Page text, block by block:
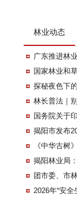
林业动态
广东推进林
国家林业和
探秘夜色下
林长普法｜
国务院关于
揭阳市发布
《中华古树
揭阳林业局
团市委、市
2026年“安